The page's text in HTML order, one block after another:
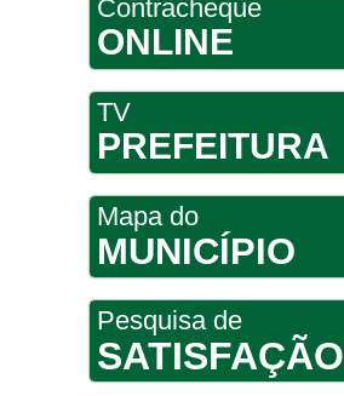
Contracheque
ONLINE
TV
PREFEITURA
Mapa do
MUNICÍPIO
Pesquisa de
SATISFAÇÃO